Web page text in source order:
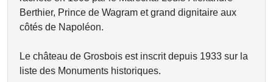
Berthier, Prince de Wagram et grand dignitaire aux
côtés de Napoléon.
Le château de Grosbois est inscrit depuis 1933 sur la
liste des Monuments historiques.